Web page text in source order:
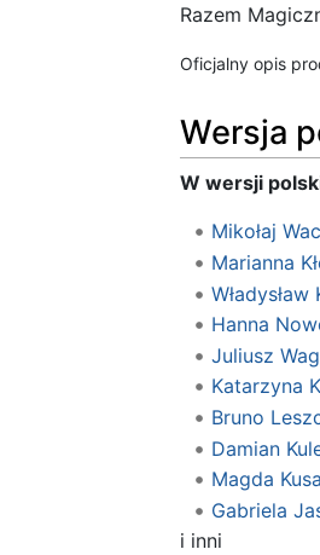
Razem
Oficjalny opis
Wersja
W wersji
Mikołaj
Marianna
Hanna
Juliusz
Katarzyna
Bruno
Damian
Magda Kusa
Gabriela
i inni